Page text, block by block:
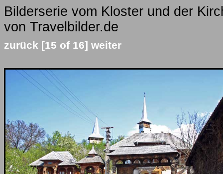
Bilderserie vom Kloster und der
von Travelbilder.de
zurück [15 of 16] weiter